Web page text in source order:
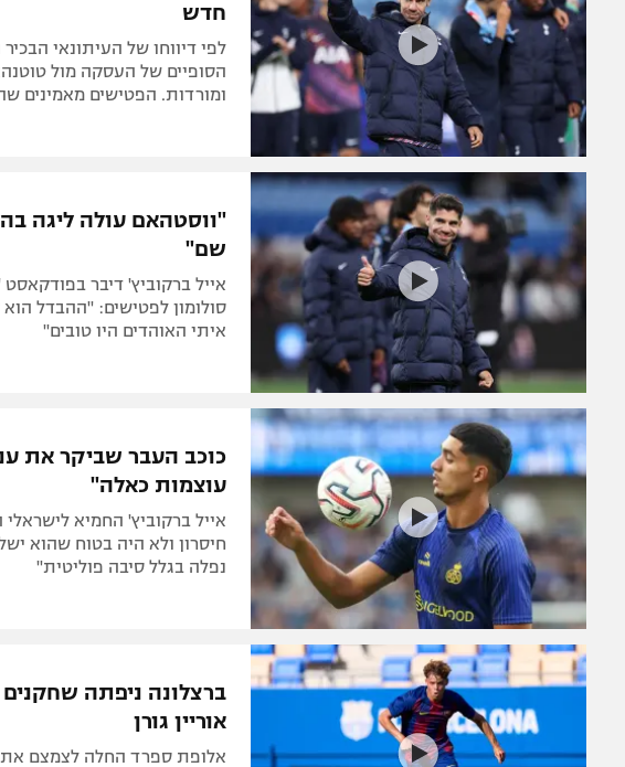
חדש
לפי דיווחו של העיתונאי
הסופיים של העסקה מול
ומורדות. הפטישים מאמינים
"ווסטהאם עולה ליגה
שם"
אייל ברקוביץ' דיבר
סולומון לפטישים: "ההבדל
איתי האוהדים היו טובים"
כוכב העבר שביקר את
עוצמות כאלה"
אייל ברקוביץ' החמיא
חיסרון ולא היה בטוח שהוא
נפלה בגלל סיבה פוליטית"
ברצלונה ניפתה
אוריין גורן
אלופת ספרד החלה לצמצם את